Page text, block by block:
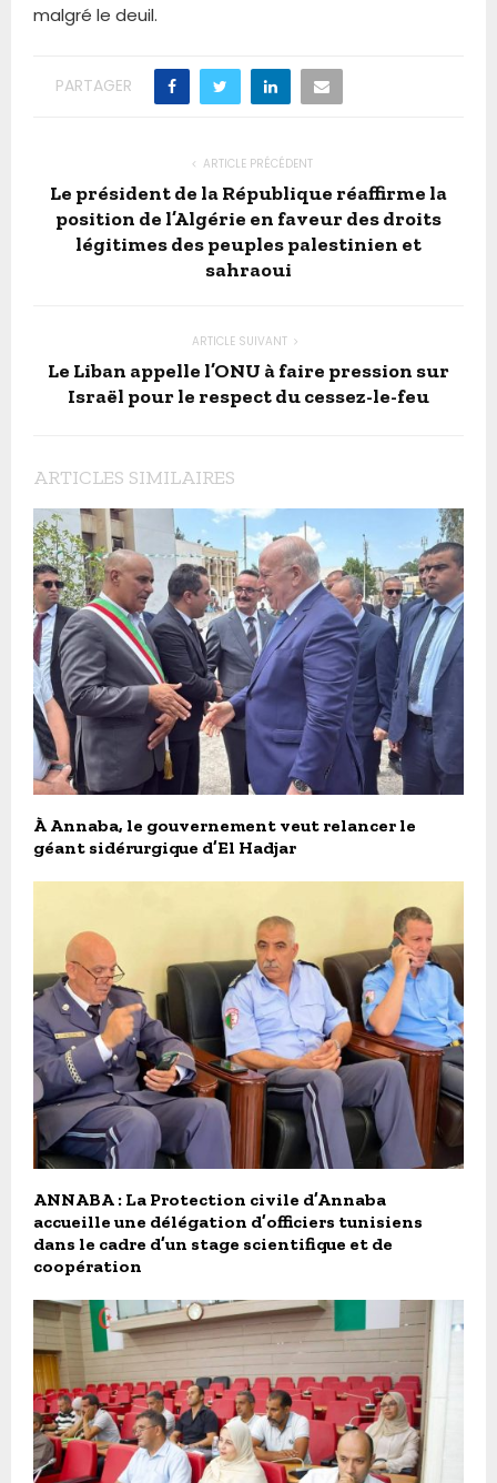
malgré le deuil.
PARTAGER
ARTICLE PRÉCÉDENT
Le président de la République réaffirme la
position de l’Algérie en faveur des droits
légitimes des peuples palestinien et
sahraoui
ARTICLE SUIVANT
Le Liban appelle l’ONU à faire pression sur
Israël pour le respect du cessez-le-feu
ARTICLES SIMILAIRES
À Annaba, le gouvernement veut relancer le
géant sidérurgique d’El Hadjar
ANNABA : La Protection civile d’Annaba
accueille une délégation d’officiers tunisiens
dans le cadre d’un stage scientifique et de
coopération